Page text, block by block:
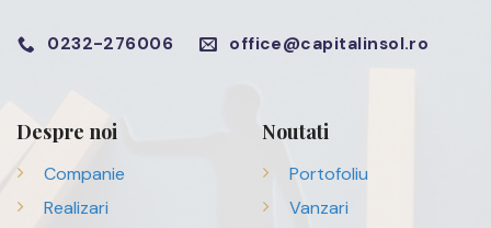
0232-276006 office@capitalinsol.ro
Despre noi
Companie
Realizari
Noutati
Portofoliu
Vanzari